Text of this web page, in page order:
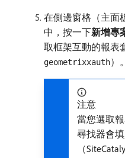
在側邊窗格（主面
中，按一下​新增專
取框架互動的報表
geometrixxauth）。
注意
當您選取
尋找器會
（